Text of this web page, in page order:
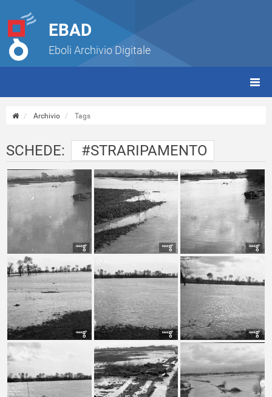
EBAD
Eboli Archivio Digitale
Archivio Tags
SCHEDE: #STRARIPAMENTO